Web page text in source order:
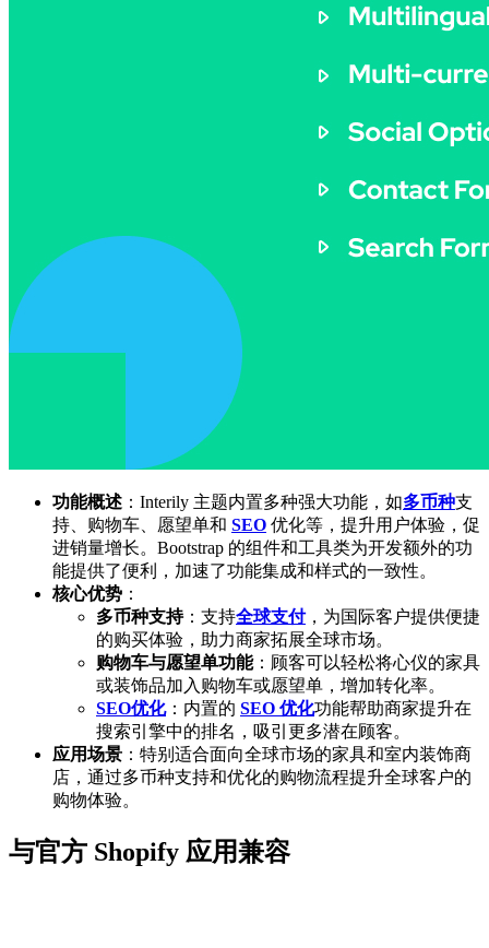
功能概述 ：Interily 主题内置多种强大功能，如多币种支
持、购物车、愿望单和 SEO 优化等，提升用户体验，促
进销量增长。Bootstrap 的组件和工具类为开发额外的功
能提供了便利，加速了功能集成和样式的一致性。
核心优势 ：
多币种支持：支持全球支付，为国际客户提供便捷
的购买体验，助力商家拓展全球市场。
购物车与愿望单功能：顾客可以轻松将心仪的家具
或装饰品加入购物车或愿望单，增加转化率。
SEO优化：内置的 SEO 优化功能帮助商家提升在
搜索引擎中的排名，吸引更多潜在顾客。
应用场景 ：特别适合面向全球市场的家具和室内装饰商
店，通过多币种支持和优化的购物流程提升全球客户的
购物体验。
与官方 Shopify 应用兼容